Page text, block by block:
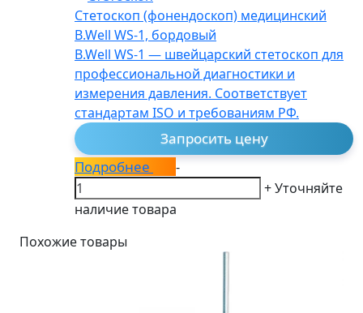
Стетоскоп (фонендоскоп) медицинский
B.Well WS-1, бордовый
B.Well WS-1 — швейцарский стетоскоп для
профессиональной диагностики и
измерения давления. Соответствует
стандартам ISO и требованиям РФ.
Запросить цену
Подробнее
-
+Уточняйте
наличие товара
Похожие товары